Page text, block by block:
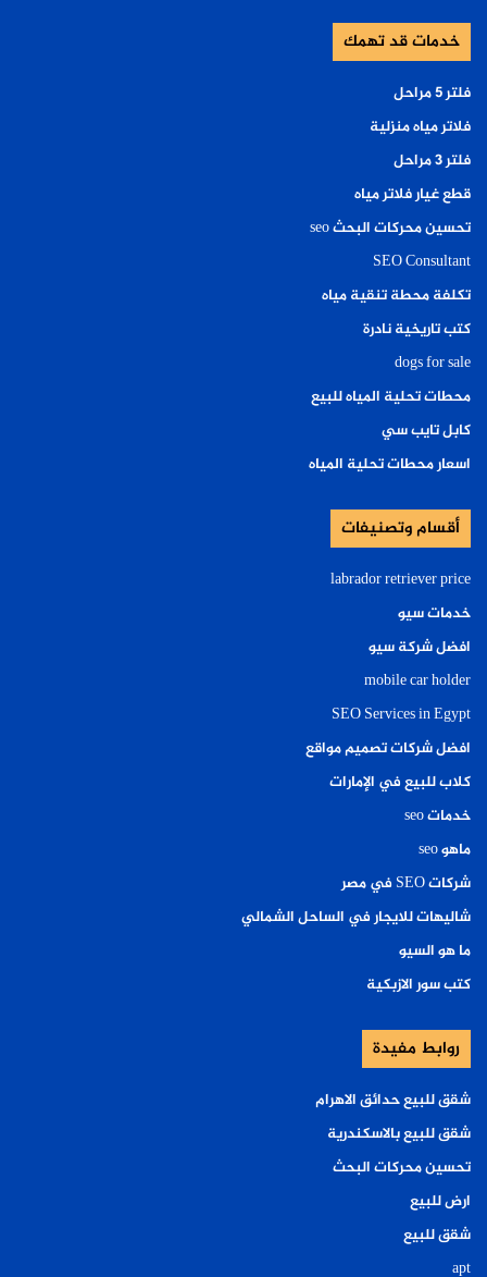
خدمات قد تهمك
فلتر ٥ مراحل
فلاتر مياه منزلية
فلتر ٣ مراحل
قطع غيار فلاتر مياه
تحسين محركات البحث seo
SEO Consultant
تكلفة محطة تنقية مياه
كتب تاريخية نادرة
dogs for sale
محطات تحلية المياه للبيع
كابل تايب سي
اسعار محطات تحلية المياه
أقسام وتصنيفات
labrador retriever price
خدمات سيو
افضل شركة سيو
mobile car holder
SEO Services in Egypt
افضل شركات تصميم مواقع
كلاب للبيع في الإمارات
خدمات seo
ماهو seo
شركات SEO في مصر
شاليهات للايجار في الساحل الشمالي
ما هو السيو
كتب سور الازبكية
روابط مفيدة
شقق للبيع حدائق الاهرام
شقق للبيع بالاسكندرية
تحسين محركات البحث
ارض للبيع
شقق للبيع
apt